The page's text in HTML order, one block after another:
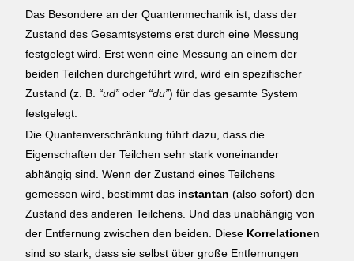
Das Besondere an der Quantenmechanik ist, dass der
Zustand des Gesamtsystems erst durch eine Messung
festgelegt wird. Erst wenn eine Messung an einem der
beiden Teilchen durchgeführt wird, wird ein spezifischer
Zustand (z. B. “ud” oder “du”) für das gesamte System
festgelegt.
Die Quantenverschränkung führt dazu, dass die
Eigenschaften der Teilchen sehr stark voneinander
abhängig sind. Wenn der Zustand eines Teilchens
gemessen wird, bestimmt das instantan (also sofort) den
Zustand des anderen Teilchens. Und das unabhängig von
der Entfernung zwischen den beiden. Diese Korrelationen
sind so stark, dass sie selbst über große Entfernungen